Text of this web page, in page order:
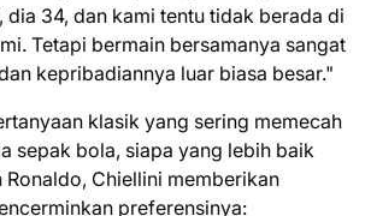
dia 34, dan kami tentu tidak berada di
Tetapi bermain bersamanya sangat
kepribadiannya luar biasa besar."
klasik yang sering memecah
sepak bola, siapa yang lebih baik
Ronaldo, Chiellini memberikan
preferensinya: